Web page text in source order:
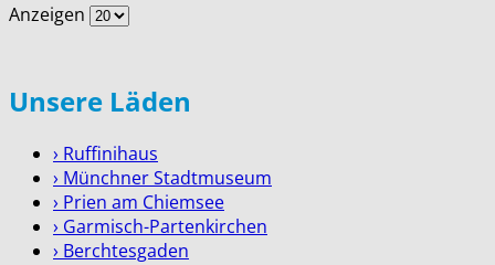
Anzeigen
Unsere Läden
› Ruffinihaus
› Münchner Stadtmuseum
› Prien am Chiemsee
› Garmisch-Partenkirchen
› Berchtesgaden